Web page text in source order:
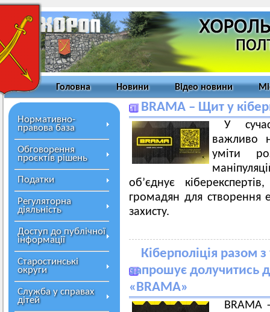
Головна Новини Відео новини
Нормативно-
правова база
Обговорення
проєктів рішень
Податки
Регуляторна
діяльність
Доступ до публічної
інформації
Старостинські
округи
Служба у справах
дітей
BRAMA – Щит у
У
важливо
уміти
об’єднує
громадян для створення
захисту.
Кіберполіція разом
запрошує долучитись
«BRAMA»
BRAMA